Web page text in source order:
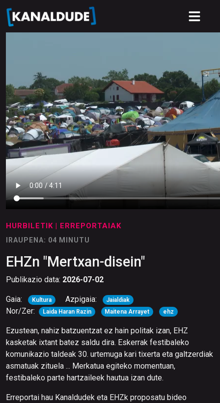
HURBILETIK | ERREPORTAIAK
IRAUPENA: 04 MINUTU
EHZn "Mertxan-disein"
Publikazio data: 2026-07-02
Gaia: Kultura Azpigaia: Jaialdiak
Nor/Zer: Laida Haran Razin Maitena Arrayet ehz
Ezustean, nahiz batzuentzat ez hain politak izan, EHZ
kasketak ixtant batez saldu dira. Eskerrak festibaleko
komunikazio taldeak 30. urtemuga kari tixerta eta galtzerdiak
asmatuak zituela ... Merkatua egiteko momentuan,
festibaleko parte hartzaileek hautua izan dute.
Erreportai hau Kanaldudek eta EHZk proposatu bideo